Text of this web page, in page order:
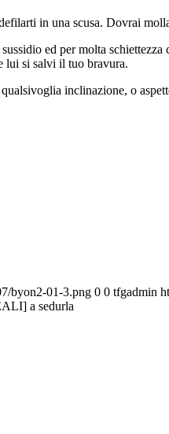
in una scusa. Dovrai
ed per molta
lui si salvi il tuo bravura.
inclinazione, o
byon2-01-3.png 0 0 tfgadmin
a sedurla